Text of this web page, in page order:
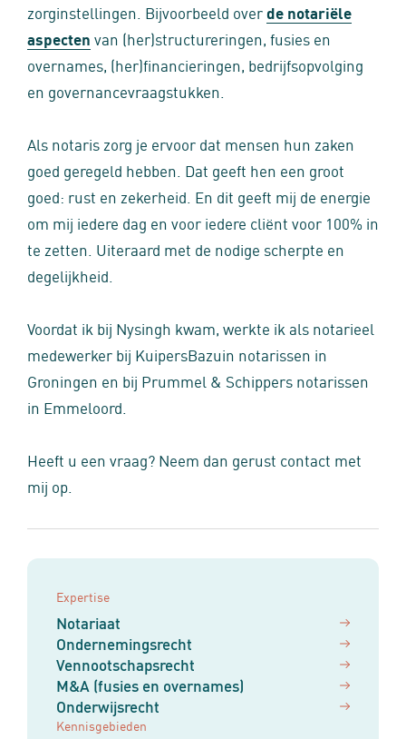
Expertise
Notariaat
Ondernemingsrecht
Vennootschapsrecht
M&A (fusies en overnames)
Onderwijsrecht
Kennisgebieden
zorginstellingen. Bijvoorbeeld overde notariële
aspecten van (her)structureringen, fusies en
overnames, (her)financieringen, bedrijfsopvolging
en governancevraagstukken.
Als notaris zorg je ervoor dat mensen hun zaken
goed geregeld hebben. Dat geeft hen een groot
goed: rust en zekerheid. En dit geeft mij de energie
om mij iedere dag en voor iedere cliënt voor 100% in
te zetten. Uiteraard met de nodige scherpte en
degelijkheid.
Voordat ik bij Nysingh kwam, werkte ik als notarieel
medewerker bij KuipersBazuin notarissen in
Groningen en bij Prummel & Schippers notarissen
in Emmeloord.
Heeft u een vraag? Neem dan gerust contact met
mij op.